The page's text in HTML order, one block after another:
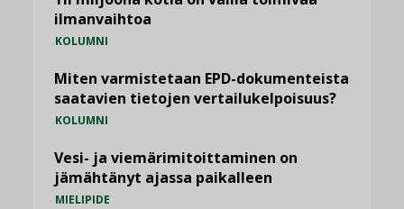
ilmanvaihtoa
KOLUMNI
Miten varmistetaan EPD-dokumenteista
saatavien tietojen vertailukelpoisuus?
KOLUMNI
Vesi- ja viemärimitoittaminen on
jämähtänyt ajassa paikalleen
MIELIPIDE